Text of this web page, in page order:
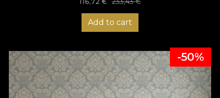
Add to cart
-50%